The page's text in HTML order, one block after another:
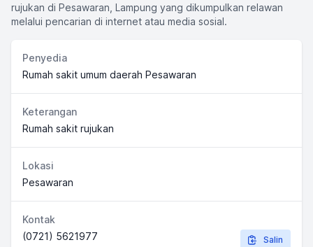
rujukan di Pesawaran, Lampung yang dikumpulkan relawan
melalui pencarian di internet atau media sosial.
Penyedia
Rumah sakit umum daerah Pesawaran
Keterangan
Rumah sakit rujukan
Lokasi
Pesawaran
Kontak
(0721) 5621977
Salin